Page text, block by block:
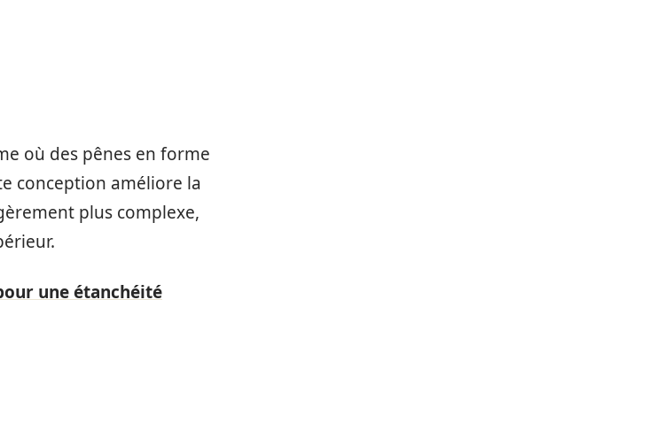
où des pênes en forme
conception améliore la
plus complexe,
une étanchéité